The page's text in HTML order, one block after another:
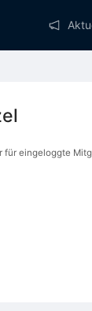
für eingeloggte